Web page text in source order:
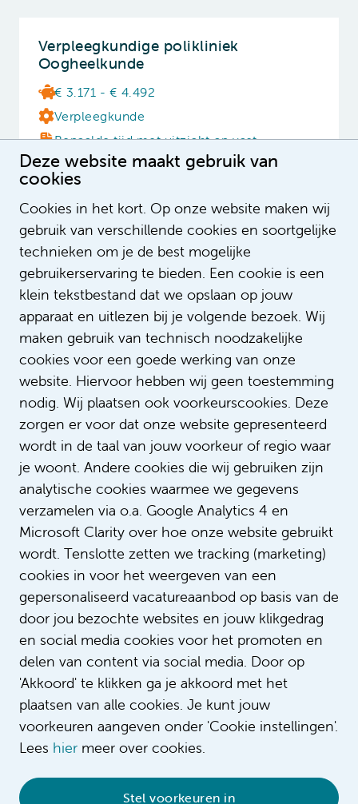
Deze website maakt gebruik van
cookies
Cookies in het kort. Op onze website maken wij
gebruik van verschillende cookies en soortgelijke
technieken om je de best mogelijke
gebruikerservaring te bieden. Een cookie is een
klein tekstbestand dat we opslaan op jouw
apparaat en uitlezen bij je volgende bezoek. Wij
maken gebruik van technisch noodzakelijke
cookies voor een goede werking van onze
website. Hiervoor hebben wij geen toestemming
nodig. Wij plaatsen ook voorkeurscookies. Deze
zorgen er voor dat onze website gepresenteerd
wordt in de taal van jouw voorkeur of regio waar
je woont. Andere cookies die wij gebruiken zijn
analytische cookies waarmee we gegevens
verzamelen via o.a. Google Analytics 4 en
Microsoft Clarity over hoe onze website gebruikt
wordt. Tenslotte zetten we tracking (marketing)
cookies in voor het weergeven van een
gepersonaliseerd vacatureaanbod op basis van de
door jou bezochte websites en jouw klikgedrag
en social media cookies voor het promoten en
delen van content via social media. Door op
'Akkoord' te klikken ga je akkoord met het
plaatsen van alle cookies. Je kunt jouw
voorkeuren aangeven onder 'Cookie instellingen'.
Lees hier meer over cookies.
Stel voorkeuren in
Verpleegkundige polikliniek
Oogheelkunde
€ 3.171 - € 4.492
Verpleegkunde
Bepaalde tijd met uitzicht op vast
32 - 36 uur
Cardiac Care (CCU)
verpleegkundige
€ 4.185 - € 5.499
Verpleegkunde
Bepaalde tijd met uitzicht op vast
24 - 36 uur
Verpleegkundige Chirurgische
specialismen
€ 3.171 - € 4.492
Verpleegkunde
Bepaalde tijd met uitzicht op vast
24 - 36 uur
Bekijk alle vacatures